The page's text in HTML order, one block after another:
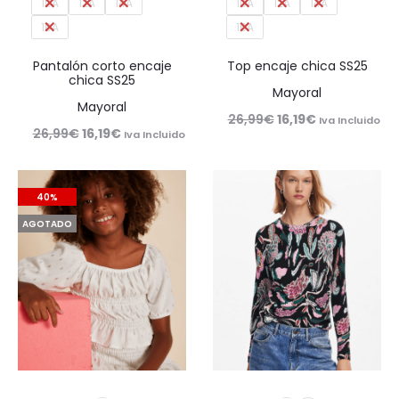
16A
Pantalón corto encaje
chica SS25
Mayoral
26,99€El
original
era:
26,99€.
16,19€El
actual
es:
16,19€.
Iva Incluido
16A
Top encaje chica SS25
Mayoral
26,99€El
original
era:
26,99€.
16,19€El
actual
es:
16,19€.
Iva Incluido
40%
AGOTADO